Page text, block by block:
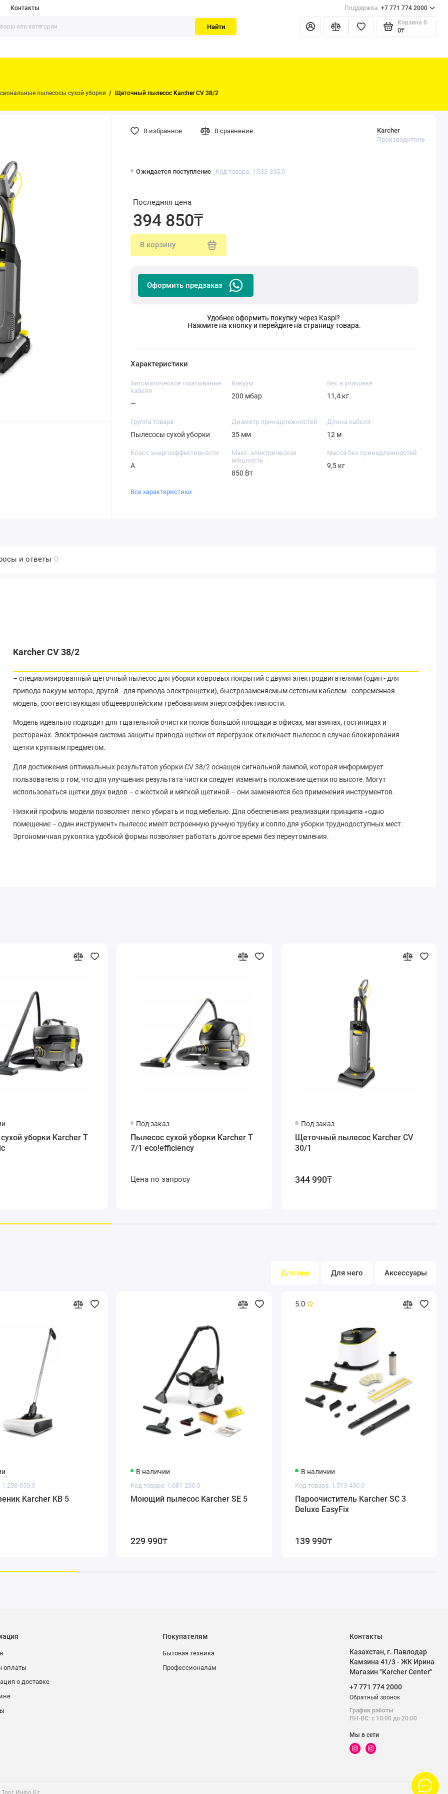
Контакты Поддержка +7 771 774 2000
Найти
Корзина 0
0₸
пылесосы сухой уборки Щеточный пылесос Karcher CV 38/2
Ожидается поступление Код товара: 1.033-335.0
Karcher
Производитель
Последняя цена
394 850₸
В корзину
Оформить предзаказ
Удобнее оформить покупку через Kaspi?
Нажмите на кнопку и перейдите на страницу товара.
В избранное В сравнение
Характеристики
Автоматическое сматывание
кабеля
—
Вакуум
200 мбар
Вес в упаковке
11,4 кг
Группа товара
Пылесосы сухой уборки
Диаметр принадлежностей
35 мм
Длина кабеля
12 м
Класс энергоэффективности
A
Макс. электрическая
мощность
850 Вт
Масса без принадлежностей
9,5 кг
Все характеристики
и ответы 0
Karcher CV 38/2
– специализированный щеточный пылесос для уборки ковровых покрытий с двумя электродвигателями (один - для
привода вакуум-мотора, другой - для привода электрощетки), быстрозаменяемым сетевым кабелем - современная
модель, соответствующая общеевропейским требованиям энергоэффективности.
Модель идеально подходит для тщательной очистки полов большой площади в офисах, магазинах, гостиницах и
ресторанах. Электронная система защиты привода щетки от перегрузок отключает пылесос в случае блокирования
щетки крупным предметом.
Для достижения оптимальных результатов уборки CV 38/2 оснащен сигнальной лампой, которая информирует
пользователя о том, что для улучшения результата чистки следует изменить положение щетки по высоте. Могут
использоваться щетки двух видов – с жесткой и мягкой щетиной – они заменяются без применения инструментов.
Низкий профиль модели позволяет легко убирать и под мебелью. Для обеспечения реализации принципа «одно
помещение – один инструмент» пылесос имеет встроенную ручную трубку и сопло для уборки труднодоступных мест.
Эргономичная рукоятка удобной формы позволяет работать долгое время без переутомления.
Система быстрой замены кабеля
Быстрая и недорогая замена кабеля, не требующая
специальных знаний.
Гибкая и эффективная уборка
Гибкий всасывающий шланг легко снимается, что
позволяет быстро и без усилий устранять засоры.
повышает качество уборки и, кроме этого, экономит средства. Система утилизации полного пылесборника,
его замену. Пылесос может работать с одноразовыми бумажными или многоразовыми матерчатыми пылесборниками.
уборки Karcher T
Под заказ
Пылесос сухой уборки Karcher T
7/1 eco!efficiency
Цена по запросу
Под заказ
Щеточный пылесос Karcher CV
30/1
344 990₸
Для нее Для него Аксессуары
1.258-050.0
Karcher KB 5
В наличии
Код товара: 1.081-230.0
Моющий пылесос Karcher SE 5
229 990₸
5.0
В наличии
Код товара: 1.513-430.0
Пароочиститель Karcher SC 3
Deluxe EasyFix
139 990₸
оплаты
о доставке
Покупателям
Бытовая техника
Профессионалам
Контакты
Казахстан, г. Павлодар
Камзина 41/3 - ЖК Ирина
Магазин "Karcher Center"
+7 771 774 2000
Обратный звонок
График работы
ПН-ВС: с 10:00 до 20:00
Мы в сети
Инфо Kz